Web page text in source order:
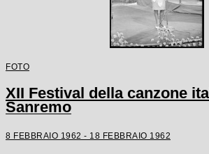
FOTO
XII Festival della canzone
Sanremo
8 FEBBRAIO 1962 - 18 FEBBRAIO 1962